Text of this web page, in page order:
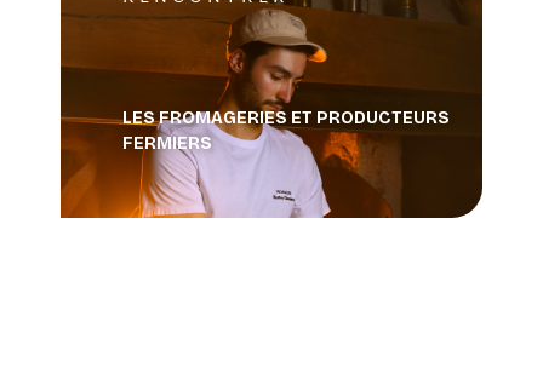
LES FROMAGERIES ET PRODUCTEURS
FERMIERS